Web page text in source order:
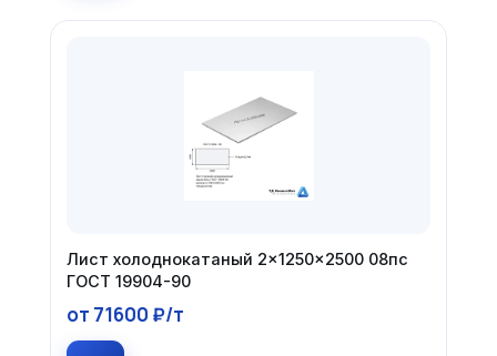
Лист холоднокатаный 2×1250×2500 08пс
ГОСТ 19904-90
от 71600 ₽/т